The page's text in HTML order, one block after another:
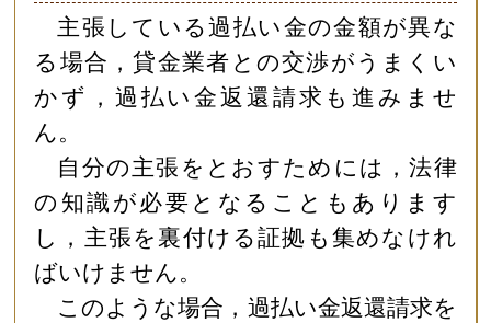
主張している過払い金の金額が異な
る場合，貸金業者との交渉がうまくい
かず，過払い金返還請求も進みませ
ん。
自分の主張をとおすためには，法律
の知識が必要となることもあります
し，主張を裏付ける証拠も集めなけれ
ばいけません。
このような場合，過払い金返還請求を